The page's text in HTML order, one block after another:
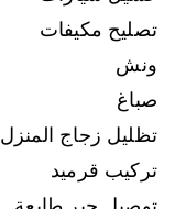
تصليح مكيفات
ونش
صباغ
تظليل زجاج المنزل
تركيب قرميد